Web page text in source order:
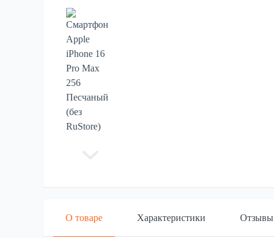
О товаре Характеристики Отзывы